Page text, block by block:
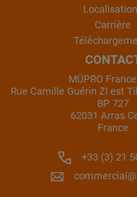
Carrière
MÜPRO
Rue Camille Guérin ZI est
BP 727
62031 Arras
France
+33 (3) 21